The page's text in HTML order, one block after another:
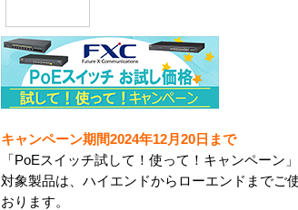
キャンペーン期間2024年12月20日まで
「PoEスイッチ試して！使って！キャンペーン
対象製品は、ハイエンドからローエンドまでご
おります。